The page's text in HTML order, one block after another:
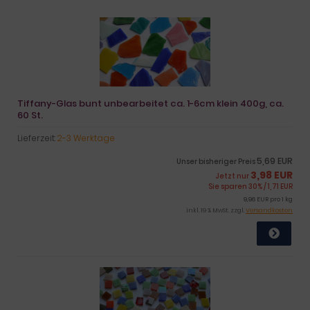
Tiffany-Glas bunt unbearbeitet ca. 1-6cm klein 400g, ca.
60 St.
Lieferzeit:2-3 Werktage
Unser bisheriger Preis 5,69 EUR
Jetzt nur 3,98 EUR
Sie sparen 30% / 1,71 EUR
9,96 EUR pro 1 kg
inkl. 19 % MwSt. zzgl.Versandkosten